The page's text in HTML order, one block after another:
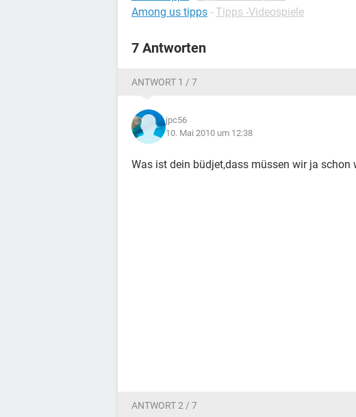
Among us tipps - Tipps -Videospiele
7 Antworten
ANTWORT 1 / 7
jpc56
10. Mai 2010 um 12:38
Was ist dein büdjet,dass müssen wir ja schon
ANTWORT 2 / 7